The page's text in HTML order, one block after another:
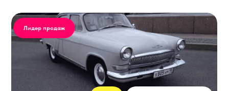
Лидер продаж